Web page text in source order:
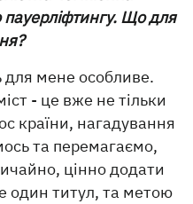
пауерліфтингу. Що для
для мене особливе.
- це вже не тільки
країни, нагадування
та перемагаємо,
цінно додати
один титул, та метою